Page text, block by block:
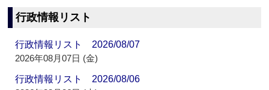
行政情報リスト
行政情報リスト 2026/08/07
2026年08月07日 (金)
行政情報リスト 2026/08/06